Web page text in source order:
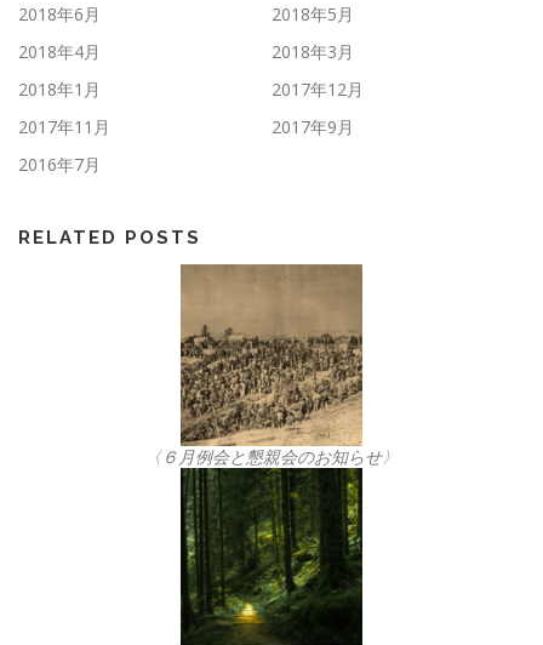
2018年6月
2018年5月
2018年4月
2018年3月
2018年1月
2017年12月
2017年11月
2017年9月
2016年7月
RELATED POSTS
〈６月例会と懇親会のお知らせ〉